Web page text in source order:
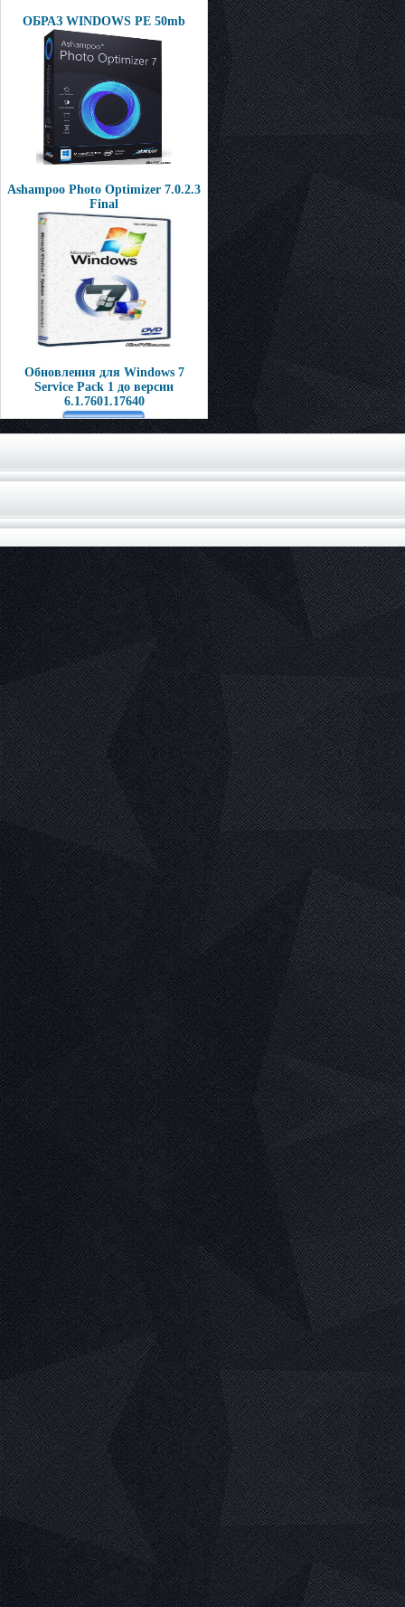
ОБРАЗ WINDOWS PE 50mb
Ashampoo Photo Optimizer 7.0.2.3
Final
Обновления для Windows 7
Service Pack 1 до версии
6.1.7601.17640